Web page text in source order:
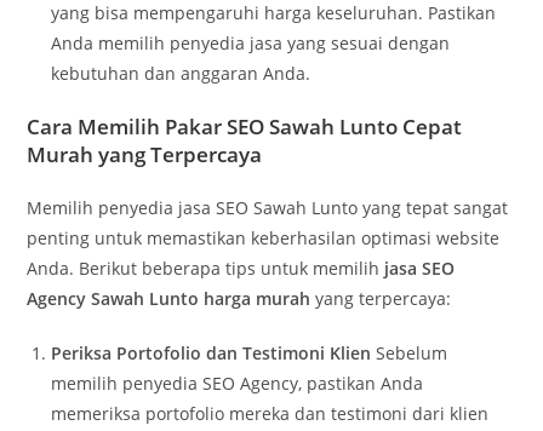
yang bisa mempengaruhi harga keseluruhan. Pastikan
Anda memilih penyedia jasa yang sesuai dengan
kebutuhan dan anggaran Anda.
Cara Memilih Pakar SEO Sawah Lunto Cepat
Murah yang Terpercaya
Memilih penyedia jasa SEO Sawah Lunto yang tepat sangat
penting untuk memastikan keberhasilan optimasi website
Anda. Berikut beberapa tips untuk memilih jasa SEO
Agency Sawah Lunto harga murah yang terpercaya:
Periksa Portofolio dan Testimoni Klien Sebelum
memilih penyedia SEO Agency, pastikan Anda
memeriksa portofolio mereka dan testimoni dari klien